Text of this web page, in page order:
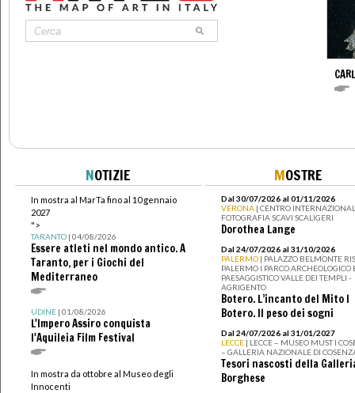
NOTIZIE
In mostra al MarTa fino al 10 gennaio
2027
">
TARANTO| 04/08/2026
Essere atleti nel mondo antico. A
Taranto, per i Giochi del
Mediterraneo
UDINE| 01/08/2026
L'Impero Assiro conquista
l'Aquileia Film Festival
In mostra da ottobre al Museo degli
Innocenti
MOSTRE
Dal 30/07/2026 al 01/11/2026
VERONA | CENTRO
FOTOGRAFIA SCAVI SCALIGERI
Dorothea Lange
Dal 24/07/2026 al 31/10/2026
PALERMO | PALAZZO BELMONTE
PALERMO I PARCO ARCHEOLOGICO
PAESAGGISTICO VALLE DEI TEMPLI -
AGRIGENTO
Botero. L’incanto del Mito I
Botero. Il peso dei sogni
Dal 24/07/2026 al 31/01/2027
LECCE | LECCE – MUSEO MUST I
– GALLERIA NAZIONALE DI
Tesori nascosti della
Borghese